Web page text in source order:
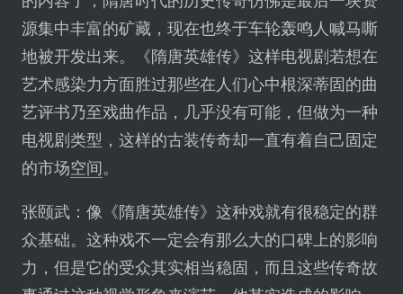
源集中丰富的矿藏，现在也终于车轮轰鸣人喊马嘶
地被开发出来。《隋唐英雄传》这样电视剧若想在
艺术感染力方面胜过那些在人们心中根深蒂固的曲
艺评书乃至戏曲作品，几乎没有可能，但做为一种
电视剧类型，这样的古装传奇却一直有着自己固定
的市场空间。
张颐武：像《隋唐英雄传》这种戏就有很稳定的群
众基础。这种戏不一定会有那么大的口碑上的影响
力，但是它的受众其实相当稳固，而且这些传奇故